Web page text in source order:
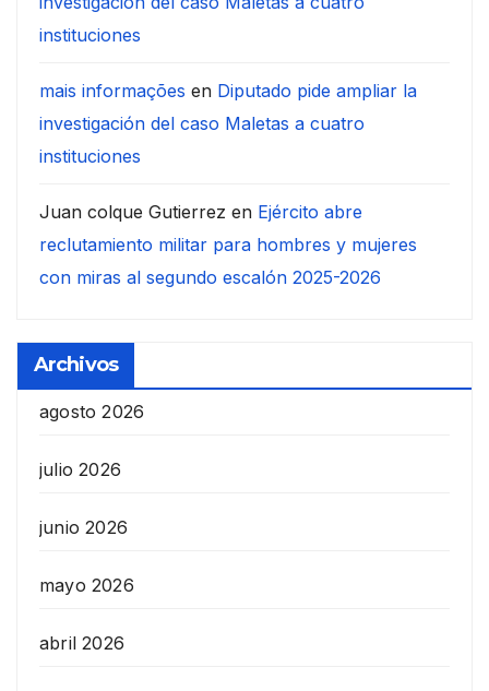
instituciones
mais informações en Diputado pide ampliar la
investigación del caso Maletas a cuatro
instituciones
Juan colque Gutierrez en Ejército abre
reclutamiento militar para hombres y mujeres
con miras al segundo escalón 2025-2026
Archivos
agosto 2026
julio 2026
junio 2026
mayo 2026
abril 2026